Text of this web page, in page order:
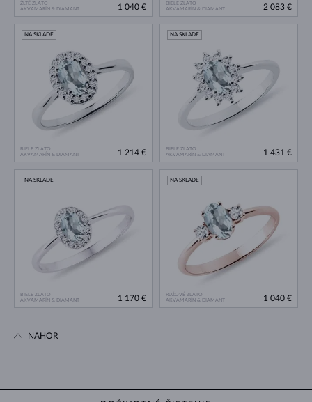
ŽLTÉ ZLATO
AKVAMARÍN & DIAMANT
1 040 €
BIELE ZLATO
AKVAMARÍN & DIAMANT
2 083 €
BIELE ZLATO
AKVAMARÍN & DIAMANT
NA SKLADE
1 214 €
BIELE ZLATO
AKVAMARÍN & DIAMANT
NA SKLADE
1 431 €
BIELE ZLATO
AKVAMARÍN & DIAMANT
NA SKLADE
1 170 €
RUŽOVÉ ZLATO
AKVAMARÍN & DIAMANT
NA SKLADE
1 040 €
NAHOR